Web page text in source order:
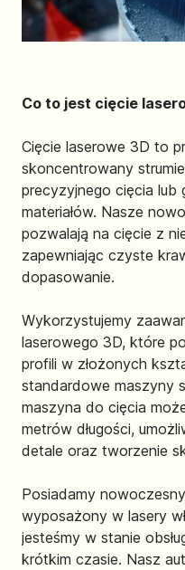
Co to jest cięcie
Cięcie laserowe 3D to
skoncentrowany
precyzyjnego cięcia lub
materiałów. Nasze
pozwalają na cięcie z
zapewniając czyste
dopasowanie.
Wykorzystujemy
laserowego 3D, które
profili w złożonych
standardowe maszyny
maszyna do cięcia
metrów długości,
detale oraz tworzenie
Posiadamy
wyposażony w lasery
jesteśmy w stanie
krótkim czasie. Nasz